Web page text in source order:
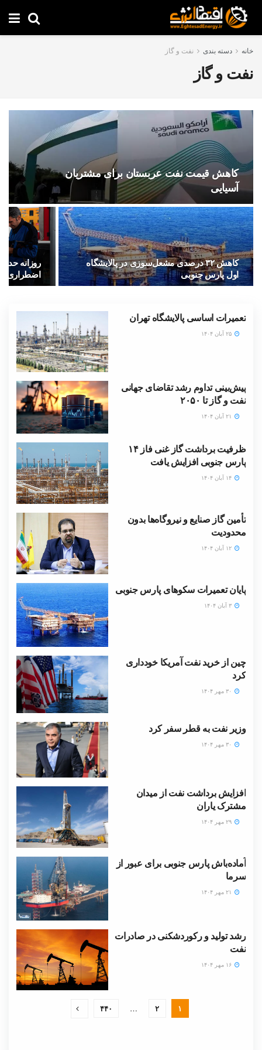
خانه دسته بندی نفت و گاز
نفت و گاز
کاهش قیمت نفت عربستان برای مشتریان
آسیایی
کاهش ۳۲ درصدی مشعل‌سوزی در پالایشگاه
اول پارس جنوبی
اضطراری
تعمیرات اساسی پالایشگاه تهران
پیش‌بینی تداوم رشد تقاضای جهانی
نفت و گاز تا ۲۰۵۰
ظرفیت برداشت گاز غنی فاز ۱۴
پارس جنوبی افزایش یافت
تأمین گاز صنایع و نیروگاه‌ها بدون
محدودیت
پایان تعمیرات سکوهای پارس جنوبی
چین از خرید نفت آمریکا خودداری
کرد
وزیر نفت به قطر سفر کرد
افزایش برداشت نفت از میدان
مشترک یاران
آماده‌باش پارس جنوبی برای عبور از
سرما
رشد تولید و رکوردشکنی در صادرات
نفت
۱ ۲ … ۴۴۰